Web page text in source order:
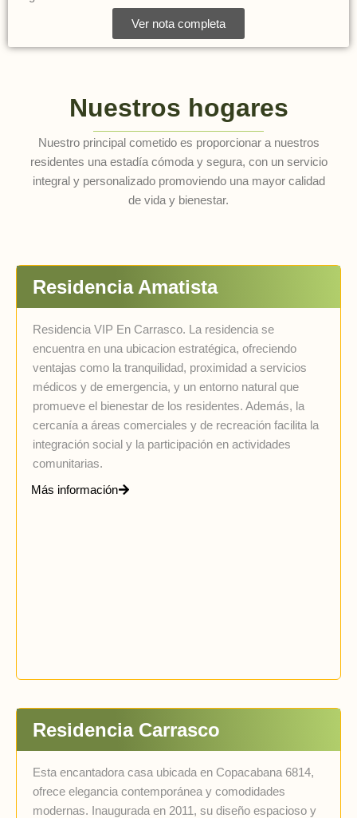
Ver nota completa
Nuestros hogares
Nuestro principal cometido es proporcionar a nuestros
residentes una estadía cómoda y segura, con un servicio
integral y personalizado promoviendo una mayor calidad
de vida y bienestar.
Residencia Amatista
Residencia VIP En Carrasco. La residencia se
encuentra en una ubicacion estratégica, ofreciendo
ventajas como la tranquilidad, proximidad a servicios
médicos y de emergencia, y un entorno natural que
promueve el bienestar de los residentes. Además, la
cercanía a áreas comerciales y de recreación facilita la
integración social y la participación en actividades
comunitarias.
Más información
Residencia Carrasco
Esta encantadora casa ubicada en Copacabana 6814,
ofrece elegancia contemporánea y comodidades
modernas. Inaugurada en 2011, su diseño espacioso y